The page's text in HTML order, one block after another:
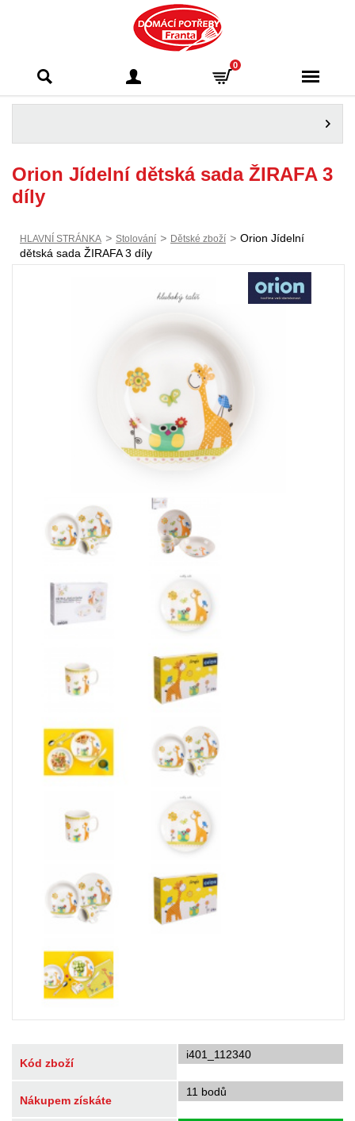
Franta - Příbram
0
Orion Jídelní dětská sada ŽIRAFA 3
díly
HLAVNÍ STRÁNKA > Stolování > Dětské zboží > Orion Jídelní
dětská sada ŽIRAFA 3 díly
Kód zboží
i401_112340
Nákupem získáte
11 bodů